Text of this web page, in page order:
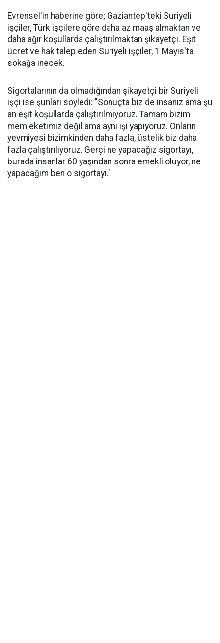
Evrensel'in haberine göre; Gaziantep'teki Suriyeli
işçiler, Türk işçilere göre daha az maaş almaktan ve
daha ağır koşullarda çalıştırılmaktan şikayetçi. Eşit
ücret ve hak talep eden Suriyeli işçiler, 1 Mayıs'ta
sokağa inecek.
Sigortalarının da olmadığından şikayetçi bir Suriyeli
işçi ise şunları söyledi: "Sonuçta biz de insanız ama şu
an eşit koşullarda çalıştırılmıyoruz. Tamam bizim
memleketimiz değil ama aynı işi yapıyoruz. Onların
yevmiyesi bizimkinden daha fazla, üstelik biz daha
fazla çalıştırılıyoruz. Gerçi ne yapacağız sigortayı,
burada insanlar 60 yaşından sonra emekli oluyor, ne
yapacağım ben o sigortayı."